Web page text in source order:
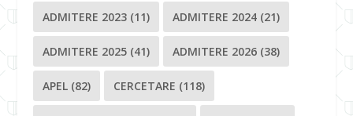
ADMITERE 2023 (11) ADMITERE 2024 (21)
ADMITERE 2025 (41) ADMITERE 2026 (38)
APEL (82) CERCETARE (118)